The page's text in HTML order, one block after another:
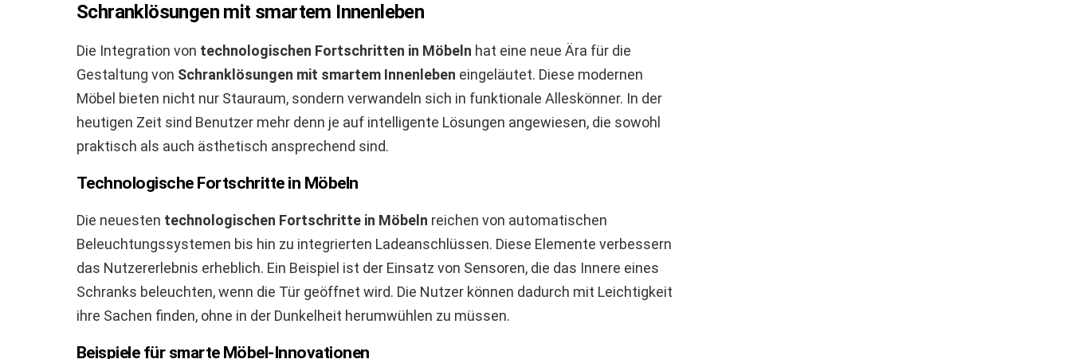
Schranklösungen mit smartem Innenleben
Die Integration von technologischen Fortschritten in Möbeln hat eine neue Ära für die
Gestaltung von Schranklösungen mit smartem Innenleben eingeläutet. Diese modernen
Möbel bieten nicht nur Stauraum, sondern verwandeln sich in funktionale Alleskönner. In der
heutigen Zeit sind Benutzer mehr denn je auf intelligente Lösungen angewiesen, die sowohl
praktisch als auch ästhetisch ansprechend sind.
Technologische Fortschritte in Möbeln
Die neuesten technologischen Fortschritte in Möbeln reichen von automatischen
Beleuchtungssystemen bis hin zu integrierten Ladeanschlüssen. Diese Elemente verbessern
das Nutzererlebnis erheblich. Ein Beispiel ist der Einsatz von Sensoren, die das Innere eines
Schranks beleuchten, wenn die Tür geöffnet wird. Die Nutzer können dadurch mit Leichtigkeit
ihre Sachen finden, ohne in der Dunkelheit herumwühlen zu müssen.
Beispiele für smarte Möbel-Innovationen